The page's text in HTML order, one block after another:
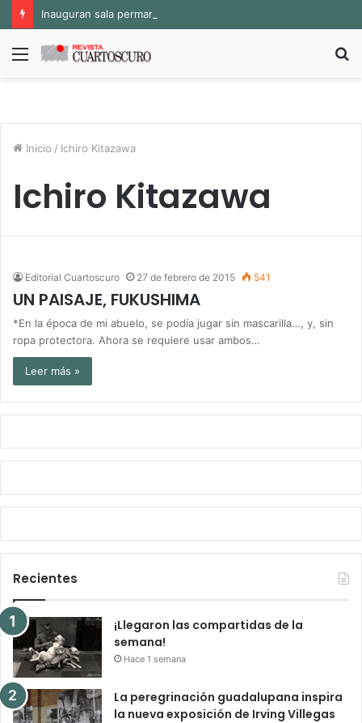
Menú
Inicio / Ichiro Kitazawa
Ichiro Kitazawa
Editorial Cuartoscuro 27 de febrero de 2015 541
UN PAISAJE, FUKUSHIMA
*En la época de mi abuelo, se podía jugar sin mascarilla…, y, sin
ropa protectora. Ahora se requiere usar ambos…
Leer más »
Recientes
¡Llegaron las compartidas de la
semana!
Hace 1 semana
La peregrinación guadalupana inspira
la nueva exposición de Irving Villegas